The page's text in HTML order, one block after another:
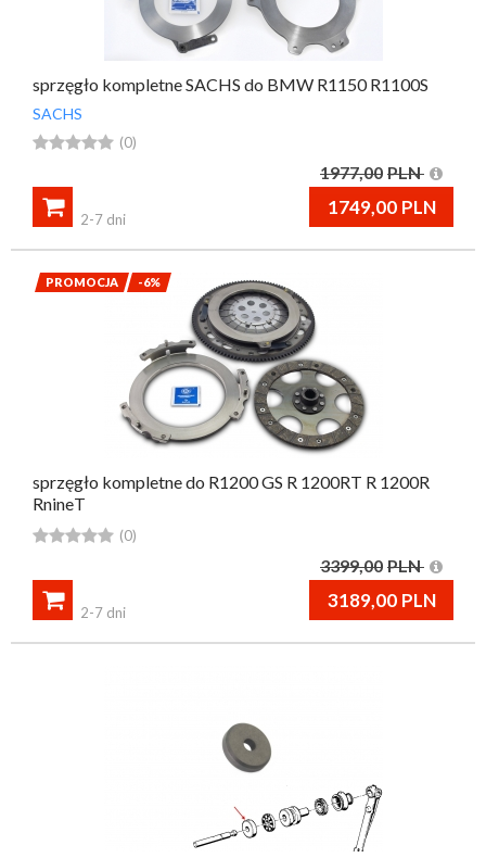
sprzęgło kompletne SACHS do BMW R1150 R1100S
SACHS
 (0)
1977,00 PLN
1749,00 PLN

2-7 dni
PROMOCJA -6%
sprzęgło kompletne do R1200 GS R 1200RT R 1200R
RnineT
 (0)
3399,00 PLN
3189,00 PLN

2-7 dni